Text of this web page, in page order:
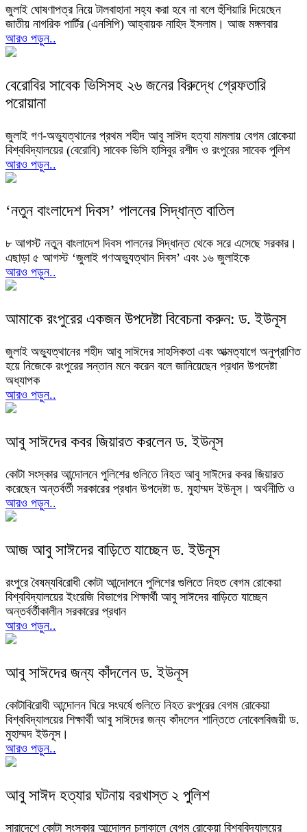
জুলাই ঘোষণাপত্র নিয়ে টালবাহানা সহ্য করা হবে না বলে হুঁশিয়ারি দিয়েছেন
জাতীয় নাগরিক পার্টির (এনসিপি) আহ্বায়ক নাহিদ ইসলাম। আজ মঙ্গলবার
আরও পড়ুন..
বেরোবির সাবেক ভিসিসহ ২৬ জনের বিরুদ্ধে গ্রেফতারি
পরোয়ানা
জুলাই গণ-অভ্যুত্থানের প্রথম শহীদ আবু সাঈদ হত্যা মামলায় বেগম রোকেয়া
বিশ্ববিদ্যালয়ের (বেরোবি) সাবেক ভিসি হাসিবুর রশীদ ও রংপুরের সাবেক পুলিশ
আরও পড়ুন..
‘নতুন বাংলাদেশ দিবস’ পালনের সিদ্ধান্ত বাতিল
৮ আগস্ট নতুন বাংলাদেশ দিবস পালনের সিদ্ধান্ত থেকে সরে এসেছে সরকার।
এছাড়া ৫ আগস্ট ‘জুলাই গণঅভ্যুত্থান দিবস’ এবং ১৬ জুলাইকে
আরও পড়ুন..
আমাকে রংপুরের একজন উপদেষ্টা বিবেচনা করুন: ড. ইউনূস
জুলাই অভ্যুত্থানের শহীদ আবু সাঈদের সাহসিকতা এবং আত্মত্যাগে অনুপ্রাণিত
হয়ে নিজেকে রংপুরের সন্তান মনে করেন বলে জানিয়েছেন প্রধান উপদেষ্টা
অধ্যাপক
আরও পড়ুন..
আবু সাঈদের কবর জিয়ারত করলেন ড. ইউনূস
কোটা সংস্কার আন্দোলনে পুলিশের গুলিতে নিহত আবু সাঈদের কবর জিয়ারত
করেছেন অন্তর্বর্তী সরকারের প্রধান উপদেষ্টা ড. মুহাম্মদ ইউনূস। অর্থনীতি ও
আরও পড়ুন..
আজ আবু সাঈদের বাড়িতে যাচ্ছেন ড. ইউনূস
রংপুরে বৈষম্যবিরোধী কোটা আন্দোলনে পুলিশের গুলিতে নিহত বেগম রোকেয়া
বিশ্ববিদ্যালয়ের ইংরেজি বিভাগের শিক্ষার্থী আবু সাঈদের বাড়িতে যাচ্ছেন
অন্তর্বর্তীকালীন সরকারের প্রধান
আরও পড়ুন..
আবু সাঈদের জন্য কাঁদলেন ড. ইউনূস
কোটাবিরোধী আন্দোলন ঘিরে সংঘর্ষে গুলিতে নিহত রংপুরের বেগম রোকেয়া
বিশ্ববিদ্যালয়ের শিক্ষার্থী আবু সাঈদের জন্য কাঁদলেন শান্তিতে নোবেলবিজয়ী ড.
মুহাম্মদ ইউনূস।
আরও পড়ুন..
আবু সাঈদ হত্যার ঘটনায় বরখাস্ত ২ পুলিশ
সারাদেশে কোটা সংস্কার আন্দোলন চলাকালে বেগম রোকেয়া বিশ্ববিদ্যালয়ের